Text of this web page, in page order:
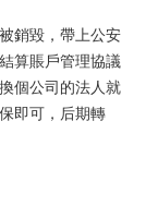
銷毀，帶上公安
算賬戶管理協議
個公司的法人就
即可，后期轉